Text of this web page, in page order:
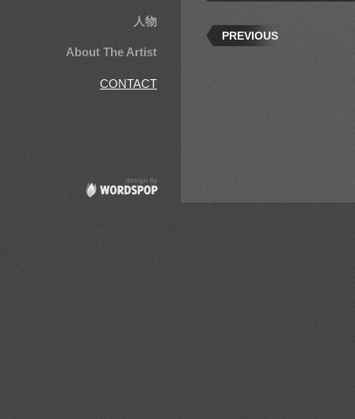
人物
About The Artist
CONTACT
PREVIOUS